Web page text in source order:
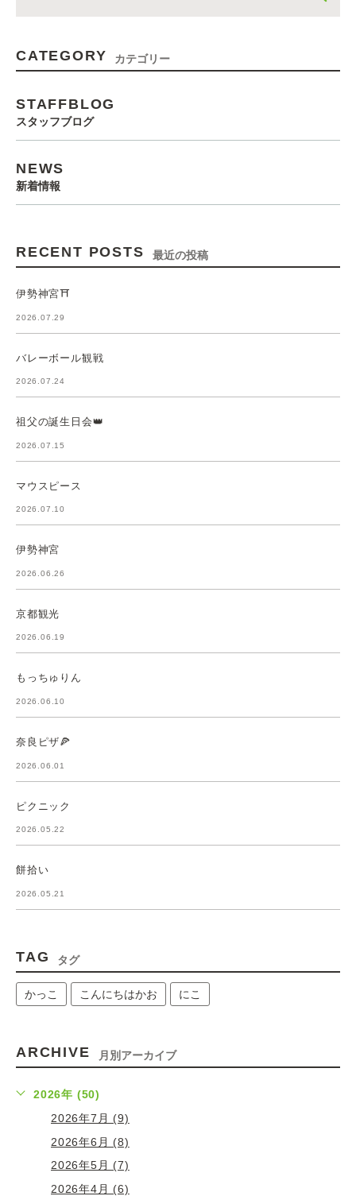
CATEGORY カテゴリー
STAFFBLOG
スタッフブログ
NEWS
新着情報
RECENT POSTS 最近の投稿
伊勢神宮⛩️
2026.07.29
バレーボール観戦
2026.07.24
祖父の誕生日会👑
2026.07.15
マウスピース
2026.07.10
伊勢神宮
2026.06.26
京都観光
2026.06.19
もっちゅりん
2026.06.10
奈良ピザ🍕
2026.06.01
ピクニック
2026.05.22
餅拾い
2026.05.21
TAG タグ
かっこ こんにちはかお にこ
ARCHIVE 月別アーカイブ
2026年 (50)
2026年7月 (9)
2026年6月 (8)
2026年5月 (7)
2026年4月 (6)